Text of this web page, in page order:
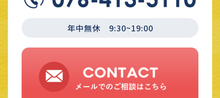
年中無休 9:30~19:00